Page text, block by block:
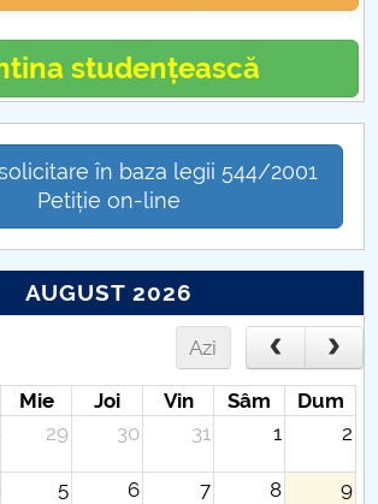
studențească
în baza legii 544/2001
Petiție on-line
AUGUST 2026
Azi
Mie Joi Vin Sâm
Dum
29 30 31 1 2
5 6 7 8 9